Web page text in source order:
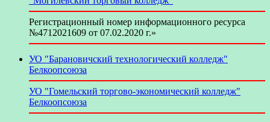
Регистрационный номер информационного ресурса
№4712021609 от 07.02.2020 г.»
УО "Барановичский технологический колледж"
Белкоопсоюза
УО "Гомельский торгово-экономический колледж"
Белкоопсоюза